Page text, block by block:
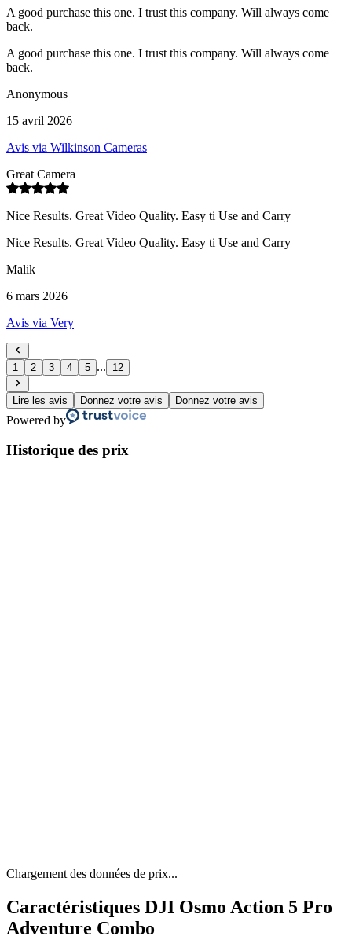
A good purchase this one. I trust this company. Will always come
back.
A good purchase this one. I trust this company. Will always come
back.
Anonymous
15 avril 2026
Avis via Wilkinson Cameras
Great Camera
Nice Results. Great Video Quality. Easy ti Use and Carry
Nice Results. Great Video Quality. Easy ti Use and Carry
Malik
6 mars 2026
Avis via Very
1 2 3 4 5 ... 12
Lire les avis Donnez votre avis Donnez votre avis
Powered by
Historique des prix
Chargement des données de prix...
Caractéristiques DJI Osmo Action 5 Pro
Adventure Combo